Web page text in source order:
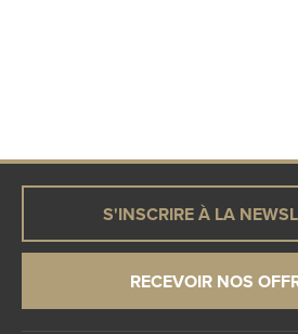
S'INSCRIRE À LA
RECEVOIR NOS